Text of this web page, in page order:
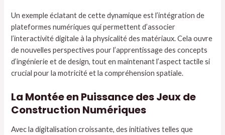
Un exemple éclatant de cette dynamique est l’intégration de
plateformes numériques qui permettent d’associer
l’interactivité digitale à la physicalité des matériaux. Cela ouvre
de nouvelles perspectives pour l’apprentissage des concepts
d’ingénierie et de design, tout en maintenant l’aspect tactile si
crucial pour la motricité et la compréhension spatiale.
La Montée en Puissance des Jeux de
Construction Numériques
Avec la digitalisation croissante, des initiatives telles que